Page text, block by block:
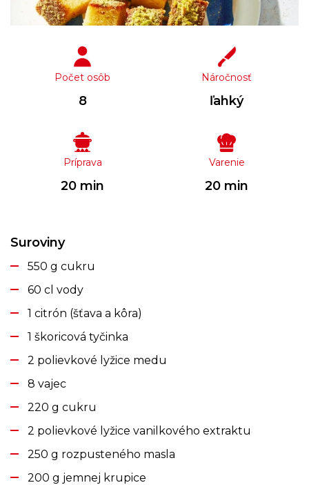
Počet osôb
8
Náročnosť
ľahký
Príprava
20 min
Varenie
20 min
Suroviny
550 g cukru
60 cl vody
1 citrón (šťava a kôra)
1 škoricová tyčinka
2 polievkové lyžice medu
8 vajec
220 g cukru
2 polievkové lyžice vanilkového extraktu
250 g rozpusteného masla
200 g jemnej krupice